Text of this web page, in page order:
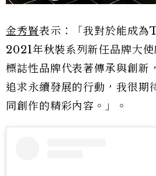
金秀賢表示：「我對於能成
2021年秋裝系列新任品牌大
標誌性品牌代表著傳承與創新
追求永續發展的行動，我很期
同創作的精彩內容。」。